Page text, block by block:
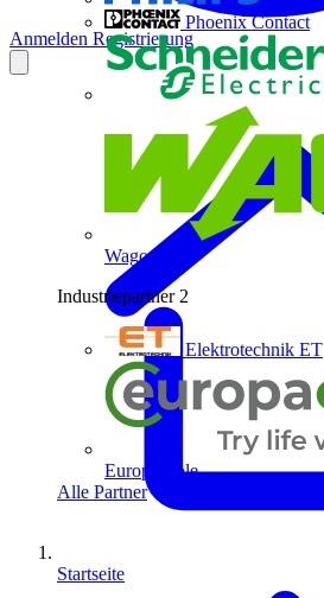
Phoenix Contact
Wago
Industriepartner 2
Elektrotechnik ET
Europacable
Alle Partner
Anmelden Registrierung
Startseite